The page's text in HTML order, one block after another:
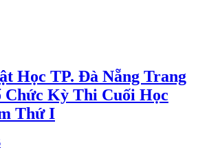
Học TP. Đà Nẵng Trang
Chức Kỳ Thi Cuối Học
Thứ I